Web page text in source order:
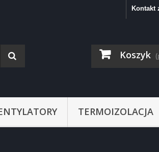
Kontakt
Koszyk
TERMOIZOLACJA